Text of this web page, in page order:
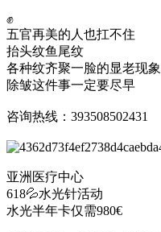
✊
五官再美的人也扛不住
抬头纹鱼尾纹
各种纹齐聚一脸的显老现象
除皱这件事一定要尽早
咨询热线：393508502431
亚洲医疗中心
618💦水光针活动
水光半年卡仅需980€